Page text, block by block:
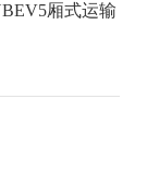
厢式运输